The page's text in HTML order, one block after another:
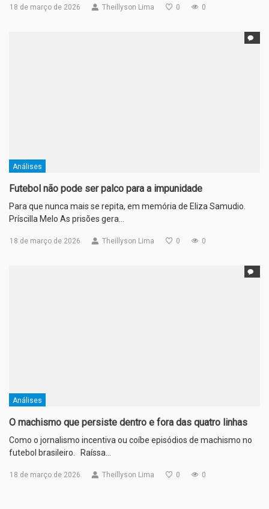
18 de março de 2026 Theillyson Lima 0 0
Análises
Futebol não pode ser palco para a impunidade
Para que nunca mais se repita, em memória de Eliza Samudio.
Príscilla Melo As prisões gera…
18 de março de 2026 Theillyson Lima 0 0
Análises
O machismo que persiste dentro e fora das quatro linhas
Como o jornalismo incentiva ou coíbe episódios de machismo no
futebol brasileiro. Raíssa…
18 de março de 2026 Theillyson Lima 0 0